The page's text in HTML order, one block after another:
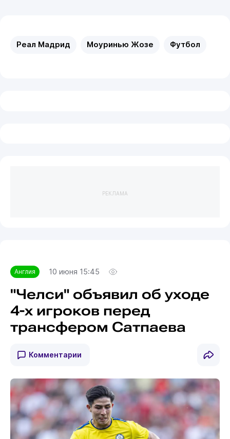
Реал Мадрид Моуринью Жозе Футбол
РЕКЛАМА
Англия 10 июня 15:45
"Челси" объявил об уходе
4-х игроков перед
трансфером Сатпаева
Комментарии